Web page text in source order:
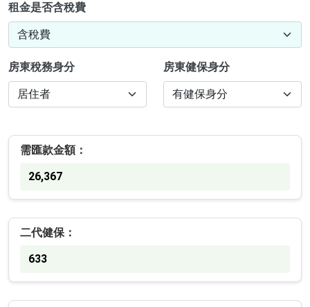
租金是否含稅費
房東稅務身分 房東健保身分
需匯款金額：
26,367
二代健保：
633